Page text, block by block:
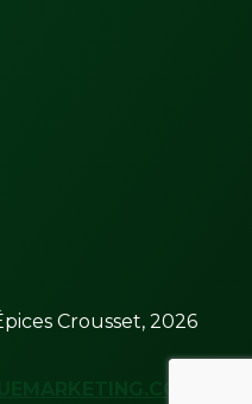
Crousset, 2026